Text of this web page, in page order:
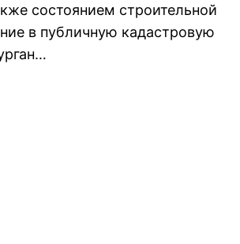
состоянием строительной
в публичную кадастровую